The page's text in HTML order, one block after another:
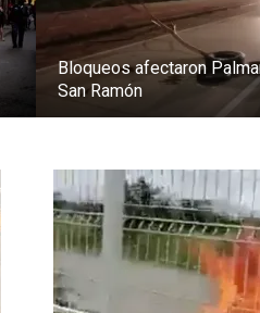
Bloqueos afectaron
San Ramón